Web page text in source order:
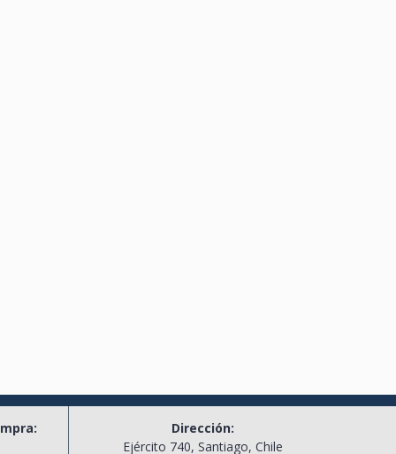
Dirección:
Ejército 740, Santiago, Chile